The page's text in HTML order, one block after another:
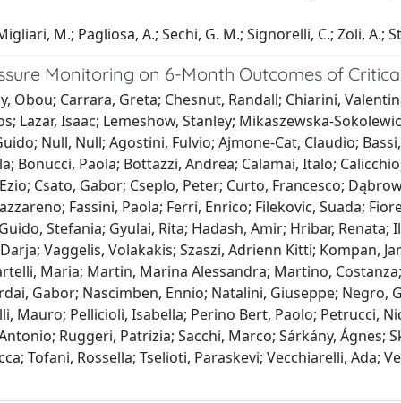
M.; Pagliosa, A.; Sechi, G. M.; Signorelli, C.; Zoli, A.;
Monitoring on 6-Month Outcomes of
Obou; Carrara, Greta; Chesnut, Randall; Chiarini,
Lazar, Isaac; Lemeshow, Stanley; Mikaszewska-
Null, Null; Agostini, Fulvio; Ajmone-Cat, Claudio;
Bonucci, Paola; Bottazzi, Andrea; Calamai, Italo;
Csato, Gabor; Cseplo, Peter; Curto, Francesco;
Fassini, Paola; Ferri, Enrico; Filekovic, Suada;
Stefania; Gyulai, Rita; Hadash, Amir; Hribar, Renata;
Vaggelis, Volakakis; Szaszi, Adrienn Kitti; Kompan,
Maria; Martin, Marina Alessandra; Martino,
Gabor; Nascimben, Ennio; Natalini, Giuseppe; Negro,
Mauro; Pellicioli, Isabella; Perino Bert, Paolo; Petrucci,
Ruggeri, Patrizia; Sacchi, Marco; Sárkány,
Tofani, Rossella; Tselioti, Paraskevi; Vecchiarelli, Ada;